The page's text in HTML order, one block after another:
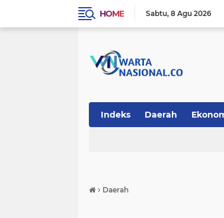
HOME Sabtu 8 Agu 2026
Indeks Daerah
› Daerah